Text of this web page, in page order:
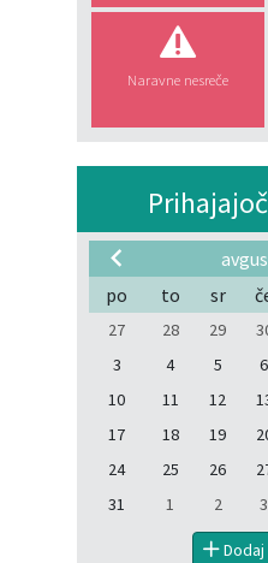
Naravne nesreče
po
to sr
27 28 29
3
4 5 6
10
11 12
17
18 19
24
25 26
31
1 2 3